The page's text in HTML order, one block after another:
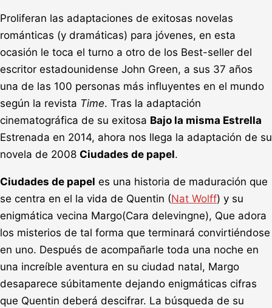
Proliferan las adaptaciones de exitosas novelas
románticas (y dramáticas) para jóvenes, en esta
ocasión le toca el turno a otro de los Best-seller del
escritor estadounidense John Green, a sus 37 años
una de las 100 personas más influyentes en el mundo
según la revista Time. Tras la adaptación
cinematográfica de su exitosa Bajo la misma Estrella
Estrenada en 2014, ahora nos llega la adaptación de su
novela de 2008 Ciudades de papel.
Ciudades de papel es una historia de maduración que
se centra en el la vida de Quentin (Nat Wolff) y su
enigmática vecina Margo(Cara delevingne), Que adora
los misterios de tal forma que terminará convirtiéndose
en uno. Después de acompañarle toda una noche en
una increíble aventura en su ciudad natal, Margo
desaparece súbitamente dejando enigmáticas cifras
que Quentin deberá descifrar. La búsqueda de su